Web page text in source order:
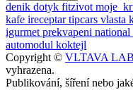
denik dotyk fitzivot
kafe ireceptartipcars vlasta
igurmet prekvapeni
automodul koktejl
Copyright © VLTAVA
vyhrazena.
Publikování, šíření nebo